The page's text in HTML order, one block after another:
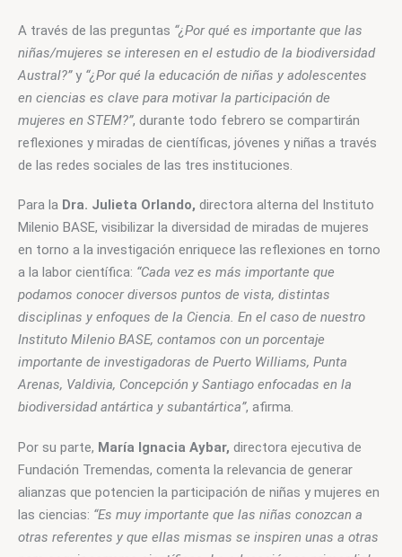
A través de las preguntas “¿Por qué es importante que las
niñas/mujeres se interesen en el estudio de la biodiversidad
Austral?” y “¿Por qué la educación de niñas y adolescentes
en ciencias es clave para motivar la participación de
mujeres en STEM?”, durante todo febrero se compartirán
reflexiones y miradas de científicas, jóvenes y niñas a través
de las redes sociales de las tres instituciones.
Para la Dra. Julieta Orlando, directora alterna del Instituto
Milenio BASE, visibilizar la diversidad de miradas de mujeres
en torno a la investigación enriquece las reflexiones en torno
a la labor científica: “Cada vez es más importante que
podamos conocer diversos puntos de vista, distintas
disciplinas y enfoques de la Ciencia. En el caso de nuestro
Instituto Milenio BASE, contamos con un porcentaje
importante de investigadoras de Puerto Williams, Punta
Arenas, Valdivia, Concepción y Santiago enfocadas en la
biodiversidad antártica y subantártica”, afirma.
Por su parte, María Ignacia Aybar, directora ejecutiva de
Fundación Tremendas, comenta la relevancia de generar
alianzas que potencien la participación de niñas y mujeres en
las ciencias: “Es muy importante que las niñas conozcan a
otras referentes y que ellas mismas se inspiren unas a otras